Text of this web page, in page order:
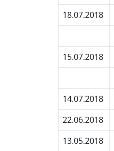
18.07.2018
15.07.2018
14.07.2018
22.06.2018
13.05.2018